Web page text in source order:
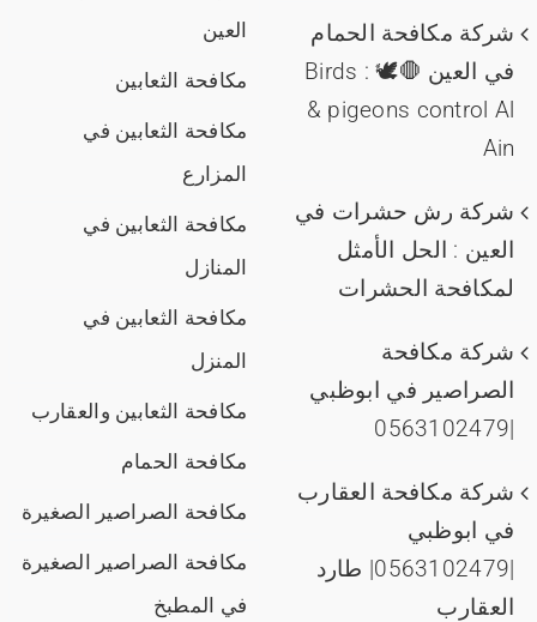
شركة مكافحة الحمام
في العين 🛑🕊️ : Birds
& pigeons control Al
Ain
شركة رش حشرات في
العين : الحل الأمثل
لمكافحة الحشرات
شركة مكافحة
الصراصير في ابوظبي
|0563102479
شركة مكافحة العقارب
في ابوظبي
|0563102479| طارد
العقارب
العين
مكافحة الثعابين
مكافحة الثعابين في
المزارع
مكافحة الثعابين في
المنازل
مكافحة الثعابين في
المنزل
مكافحة الثعابين والعقارب
مكافحة الحمام
مكافحة الصراصير الصغيرة
مكافحة الصراصير الصغيرة
في المطبخ